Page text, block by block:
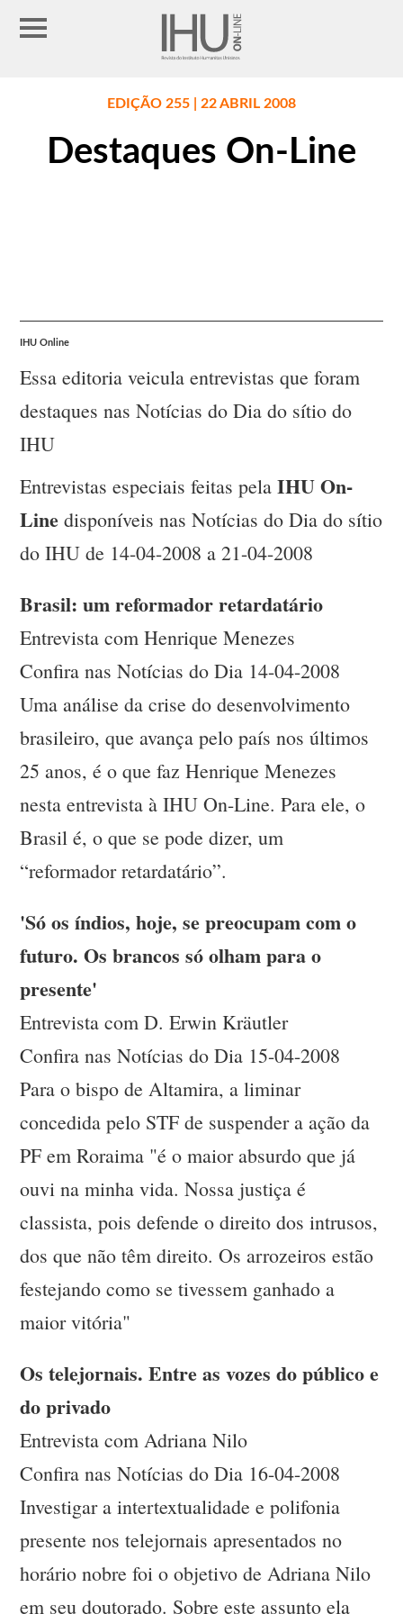
EDIÇÃO 255 | 22 ABRIL 2008
Destaques On-Line
IHU Online
Essa editoria veicula entrevistas que foram
destaques nas Notícias do Dia do sítio do
IHU
Entrevistas especiais feitas pela IHU On-
Line disponíveis nas Notícias do Dia do sítio
do IHU de 14-04-2008 a 21-04-2008
Brasil: um reformador retardatário
Entrevista com Henrique Menezes
Confira nas Notícias do Dia 14-04-2008
Uma análise da crise do desenvolvimento
brasileiro, que avança pelo país nos últimos
25 anos, é o que faz Henrique Menezes
nesta entrevista à IHU On-Line. Para ele, o
Brasil é, o que se pode dizer, um
“reformador retardatário”.
'Só os índios, hoje, se preocupam com o
futuro. Os brancos só olham para o
presente'
Entrevista com D. Erwin Kräutler
Confira nas Notícias do Dia 15-04-2008
Para o bispo de Altamira, a liminar
concedida pelo STF de suspender a ação da
PF em Roraima "é o maior absurdo que já
ouvi na minha vida. Nossa justiça é
classista, pois defende o direito dos intrusos,
dos que não têm direito. Os arrozeiros estão
festejando como se tivessem ganhado a
maior vitória"
Os telejornais. Entre as vozes do público e
do privado
Entrevista com Adriana Nilo
Confira nas Notícias do Dia 16-04-2008
Investigar a intertextualidade e polifonia
presente nos telejornais apresentados no
horário nobre foi o objetivo de Adriana Nilo
em seu doutorado. Sobre este assunto ela